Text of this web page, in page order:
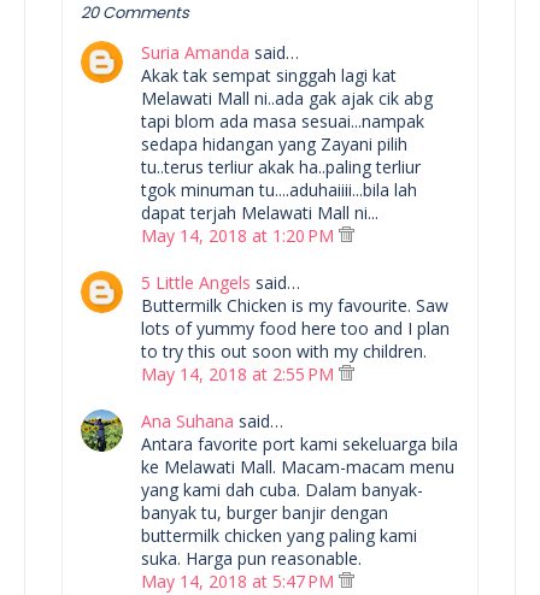
20 Comments
Suria Amanda said…
Akak tak sempat singgah lagi kat
Melawati Mall ni..ada gak ajak cik abg
tapi blom ada masa sesuai...nampak
sedapa hidangan yang Zayani pilih
tu..terus terliur akak ha..paling terliur
tgok minuman tu....aduhaiiii...bila lah
dapat terjah Melawati Mall ni...
May 14, 2018 at 1:20 PM
5 Little Angels said…
Buttermilk Chicken is my favourite. Saw
lots of yummy food here too and I plan
to try this out soon with my children.
May 14, 2018 at 2:55 PM
Ana Suhana said…
Antara favorite port kami sekeluarga bila
ke Melawati Mall. Macam-macam menu
yang kami dah cuba. Dalam banyak-
banyak tu, burger banjir dengan
buttermilk chicken yang paling kami
suka. Harga pun reasonable.
May 14, 2018 at 5:47 PM